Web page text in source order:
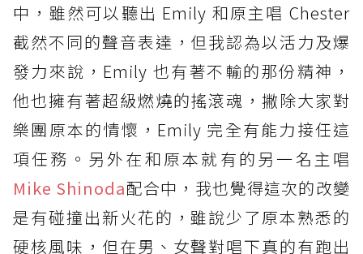
中，雖然可以聽出 Emily 和原主唱 Chester
截然不同的聲音表達，但我認為以活力及爆
發力來說，Emily 也有著不輸的那份精神，
他也擁有著超級燃燒的搖滾魂，撇除大家對
樂團原本的情懷，Emily 完全有能力接任這
項任務。另外在和原本就有的另一名主唱
Mike Shinoda配合中，我也覺得這次的改變
是有碰撞出新火花的，雖說少了原本熟悉的
硬核風味，但在男、女聲對唱下真的有跑出